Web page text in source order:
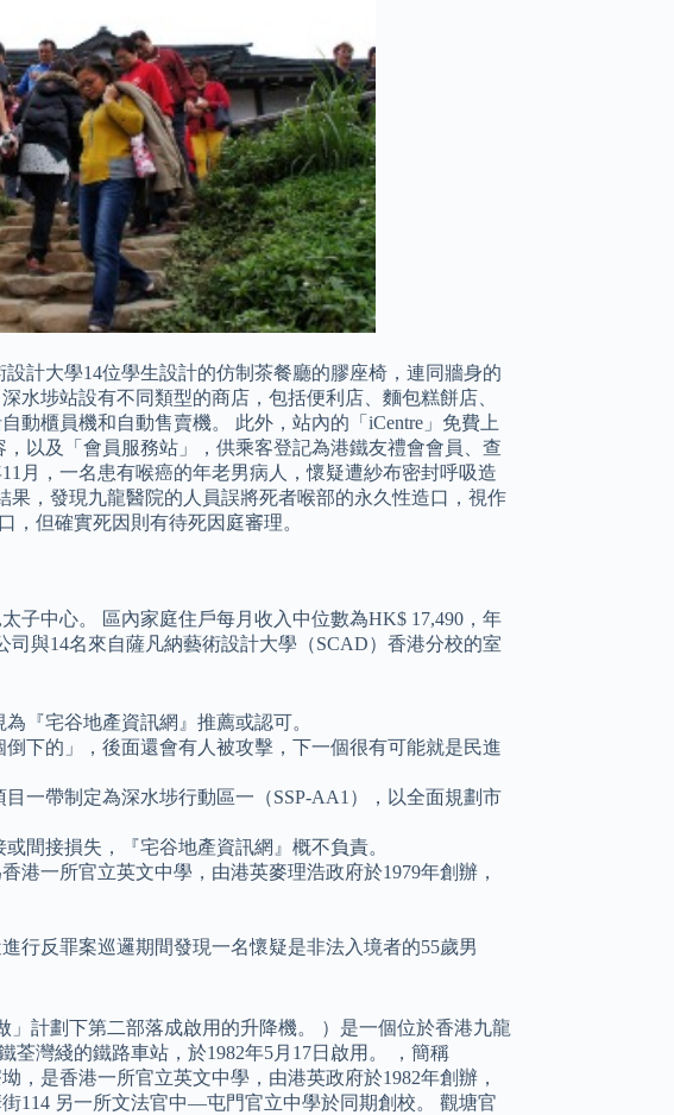
計大學14位學生設計的仿制茶餐廳的膠座椅，連同牆身的
水埗站設有不同類型的商店，包括便利店、麵包糕餅店、
動櫃員機和自動售賣機。 此外，站內的「iCentre」免費上
以及「會員服務站」，供乘客登記為港鐵友禮會會員、查
月，一名患有喉癌的年老男病人，懷疑遭紗布密封呼吸造
果，發現九龍醫院的人員誤將死者喉部的永久性造口，視作
，但確實死因則有待死因庭審理。
子中心。 區內家庭住戶每月收入中位數為HK$ 17,490，年
司與14名來自薩凡納藝術設計大學（SCAD）香港分校的室
『宅谷地產資訊網』推薦或認可。
下的」，後面還會有人被攻擊，下一個很有可能就是民進
一帶制定為深水埗行動區一（SSP-AA1），以全面規劃市
間接損失，『宅谷地產資訊網』概不負責。
港一所官立英文中學，由港英麥理浩政府於1979年創辦，
行反罪案巡邏期間發現一名懷疑是非法入境者的55歲男
」計劃下第二部落成啟用的升降機。 ）是一個位於香港九龍
灣綫的鐵路車站，於1982年5月17日啟用。 ，簡稱
，是香港一所官立英文中學，由港英政府於1982年創辦，
114 另一所文法官中—屯門官立中學於同期創校。 觀塘官